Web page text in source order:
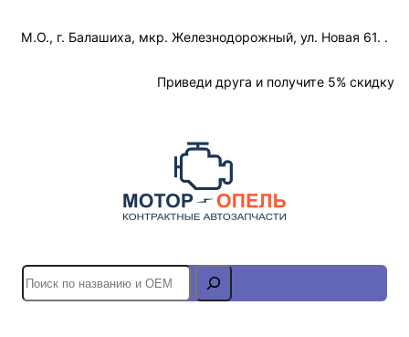
М.О., г. Балашиха, мкр. Железнодорожный, ул. Новая 61. .
Приведи друга и получите 5% скидку
S
e